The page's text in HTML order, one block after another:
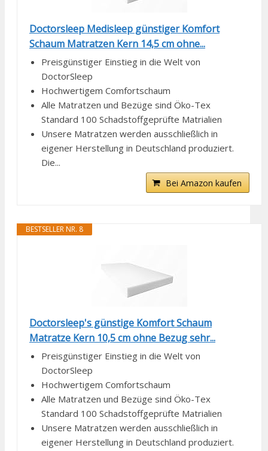
Doctorsleep Medisleep günstiger Komfort
Schaum Matratzen Kern 14,5 cm ohne...
Preisgünstiger Einstieg in die Welt von
DoctorSleep
Hochwertigem Comfortschaum
Alle Matratzen und Bezüge sind Öko-Tex
Standard 100 Schadstoffgeprüfte Matrialien
Unsere Matratzen werden ausschließlich in
eigener Herstellung in Deutschland produziert.
Die...
Bei Amazon kaufen
BESTSELLER NR. 8
Doctorsleep's günstige Komfort Schaum
Matratze Kern 10,5 cm ohne Bezug sehr...
Preisgünstiger Einstieg in die Welt von
DoctorSleep
Hochwertigem Comfortschaum
Alle Matratzen und Bezüge sind Öko-Tex
Standard 100 Schadstoffgeprüfte Matrialien
Unsere Matratzen werden ausschließlich in
eigener Herstellung in Deutschland produziert.